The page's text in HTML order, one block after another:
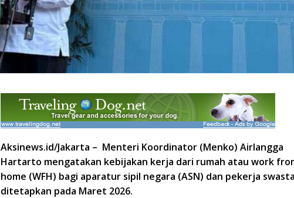
Aksinews.id/Jakarta – Menteri Koordinator (Menko) Airlangga
Hartarto mengatakan kebijakan kerja dari rumah atau work
home (WFH) bagi aparatur sipil negara (ASN) dan pekerja
ditetapkan pada Maret 2026.